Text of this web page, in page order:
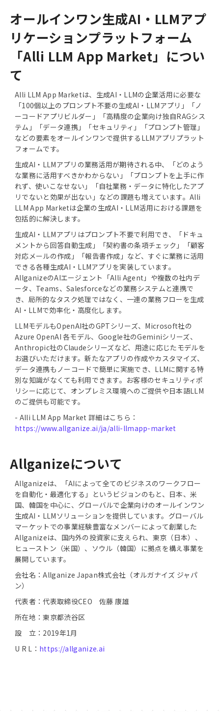
オールインワン生成AI・LLMアプ
リケーションプラットフォーム
「Alli LLM App Market」につい
て
Alli LLM App Marketは、生成AI・LLMの企業活用に必要な
「100個以上のプロンプト不要の生成AI・LLMアプリ」「ノ
ーコードアプリビルダー」「高精度の企業向け独自RAGシス
テム」「データ連携」「セキュリティ」「プロンプト管理」
などの要素をオールインワンで提供するLLMアプリプラット
フォームです。
生成AI・LLMアプリの業務活用が期待される中、「どのよう
な業務に活用すべきかわからない」「プロンプトを上手に作
れず、使いこなせない」「自社業務・データに特化したアプ
リでないと効果が出ない」などの課題も増えています。Alli
LLM App Marketは企業の生成AI・LLM活用における課題を
包括的に解決します。
生成AI・LLMアプリはプロンプト不要で利用でき、「ドキュ
メントから回答自動生成」「契約書の条項チェック」「顧客
対応メールの作成」「報告書作成」など、すぐに業務に活用
できる各種生成AI・LLMアプリを実装しています。
AllganizeのAIエージェント「Alli Agent」や複数の社内デ
ータ、Teams、Salesforceなどの業務システムと連携で
き、局所的なタスク処理ではなく、一連の業務フローを生成
AI・LLMで効率化・高度化します。
LLMモデルもOpenAI社のGPTシリーズ、Microsoft社の
Azure OpenAI 各モデル、Google社のGeminiシリーズ、
Anthropic社のClaudeシリーズなど、用途に応じたモデルを
お選びいただけます。新たなアプリの作成やカスタマイズ、
データ連携もノーコードで簡単に実施でき、LLMに関する特
別な知識がなくても利用できます。お客様のセキュリティポ
リシーに応じて、オンプレミス環境へのご提供や日本語LLM
のご提供も可能です。
- Alli LLM App Market 詳細はこちら：
https://www.allganize.ai/ja/alli-llmapp-market
Allganizeについて
Allganizeは、「AIによって全てのビジネスのワークフロー
を自動化・最適化する」というビジョンのもと、日本、米
国、韓国を中心に、グローバルで企業向けのオールインワン
生成AI・LLMソリューションを提供しています。グローバル
マーケットでの事業経験豊富なメンバーによって創業した
Allganizeは、国内外の投資家に支えられ、東京（日本）、
ヒューストン（米国）、ソウル（韓国）に拠点を構え事業を
展開しています。
会社名：Allganize Japan株式会社（オルガナイズ ジャパ
ン）
代表者：代表取締役CEO 佐藤 康雄
所在地：東京都渋谷区
設 立：2019年1月
U R L： https://allganize.ai